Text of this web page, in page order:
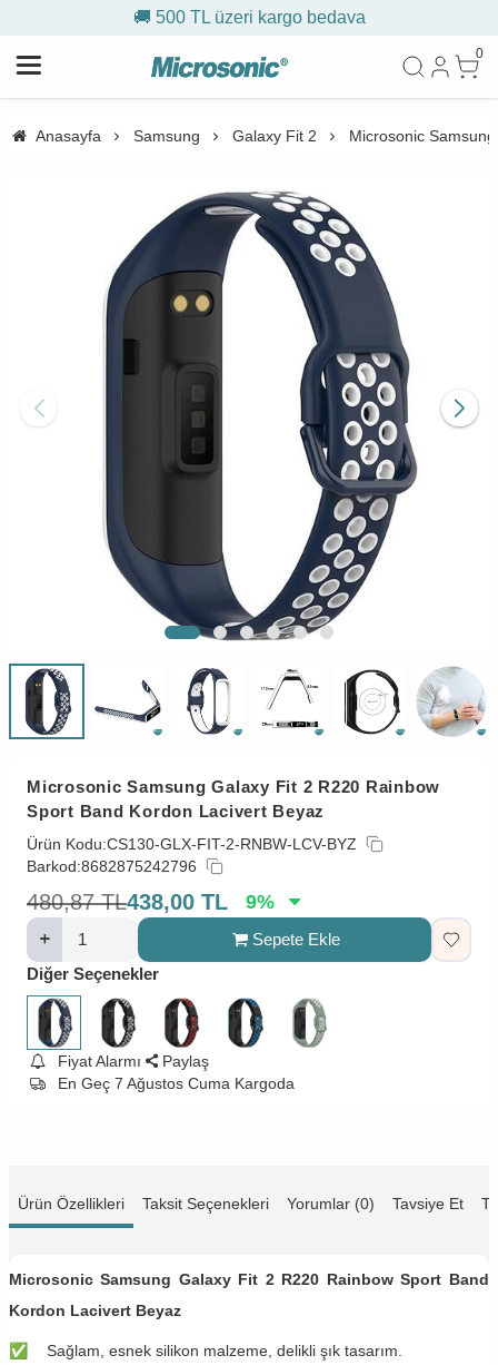
🚚 500 TL üzeri kargo bedava
0
Anasayfa Samsung Galaxy Fit 2 Microsonic
Microsonic Samsung Galaxy Fit 2 R220 Rainbow
Sport Band Kordon Lacivert Beyaz
Ürün Kodu:CS130-GLX-FIT-2-RNBW-LCV-BYZ
Barkod:8682875242796
480,87 TL438,00 TL 9%
Sepete Ekle
Diğer Seçenekler
Fiyat Alarmı
Paylaş
En Geç 7 Ağustos Cuma Kargoda
Ürün Özellikleri Taksit Seçenekleri Yorumlar (0) Tavsiye Et
Microsonic Samsung Galaxy Fit 2 R220 Rainbow Sport Band
Kordon Lacivert Beyaz
✅ Sağlam, esnek silikon malzeme, delikli şık tasarım.